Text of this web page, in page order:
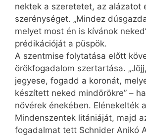
nektek a szeretetet, az alázatot
szerénységet. „Mindez
melyet most én is kívánok
prédikációját a püspök.
A szentmise folytatása előtt
örökfogadalom szertartása.
jegyese, fogadd a koronát,
készített neked mind­örökre” –
nővérek énekében. Elénekelték a
Mindenszentek litániáját, majd
fogadalmat tett Schnider Anikó